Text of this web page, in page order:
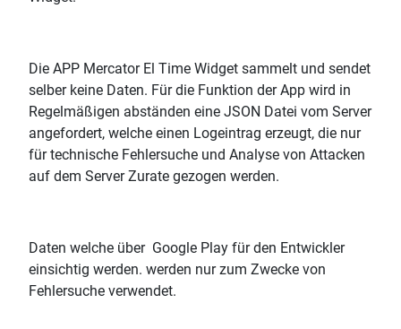
Die APP Mercator El Time Widget sammelt und sendet
selber keine Daten. Für die Funktion der App wird in
Regelmäßigen abständen eine JSON Datei vom Server
angefordert, welche einen Logeintrag erzeugt, die nur
für technische Fehlersuche und Analyse von Attacken
auf dem Server Zurate gezogen werden.
Daten welche über Google Play für den Entwickler
einsichtig werden. werden nur zum Zwecke von
Fehlersuche verwendet.